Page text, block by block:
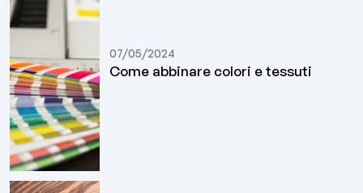
07/05/2024
Come abbinare colori e tessuti